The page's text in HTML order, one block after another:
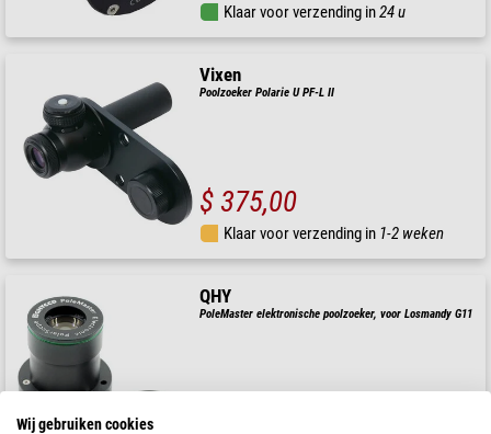
Klaar voor verzending in24 u
Vixen
Poolzoeker Polarie U PF-L II
$ 375,00
Klaar voor verzending in 1-2 weken
QHY
PoleMaster elektronische poolzoeker, voor Losmandy G11
Wij gebruiken cookies